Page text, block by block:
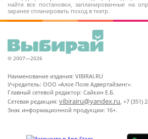
найти все постановки, запланированные на
заранее спланировать поход в театр.
© 2007—2026
Наименование издания: VIBIRAI.RU
Учредитель: ООО «Алое Поле Адвертайзинг».
Главный сетевой редактор: Сайкин Е.Б.
Сетевая редакция: vibirairu@yandex.ru, +7 (351)
Знак информационной продукции: 16+.